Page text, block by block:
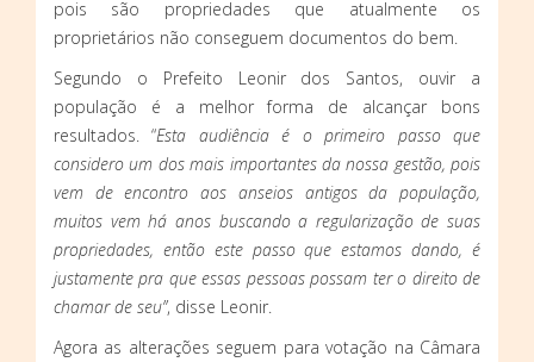
pois são propriedades que atualmente os
proprietários não conseguem documentos do bem.
Segundo o Prefeito Leonir dos Santos, ouvir a
população é a melhor forma de alcançar bons
resultados. “Esta audiência é o primeiro passo que
considero um dos mais importantes da nossa gestão, pois
vem de encontro aos anseios antigos da população,
muitos vem há anos buscando a regularização de suas
propriedades, então este passo que estamos dando, é
justamente pra que essas pessoas possam ter o direito de
chamar de seu”, disse Leonir.
Agora as alterações seguem para votação na Câmara